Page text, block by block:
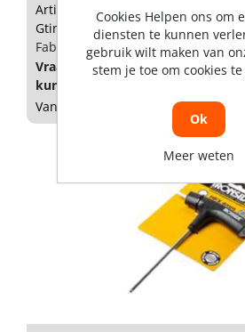
Artikelnummer: 1872236
Gtin: 3394661024701
Fabrikant artikel nummer: 102470
Vraag eenaccountaan oflog in
kunnen zien.
Vandaag besteld, morgen geleverd
Cookies Helpen ons om
diensten te kunnen
gebruik wilt maken van
stem je toe om cookies
Ok
Meer weten